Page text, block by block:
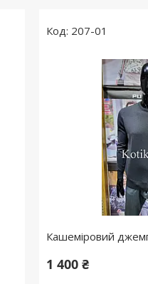
207-01
Кашеміровий
1 400 ₴